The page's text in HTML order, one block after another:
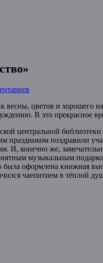
цветов и хорошего
В это прекрасное
центральной
праздником поздравили
И, конечно же,
музыкальным
оформлена книжная
чаепитием в тёплой